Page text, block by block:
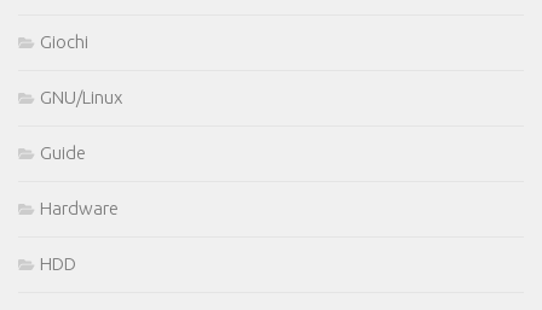
Giochi
GNU/Linux
Guide
Hardware
HDD